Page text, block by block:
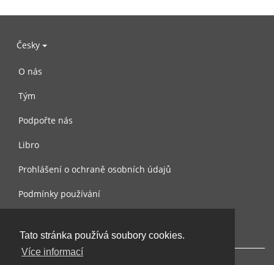
Tato stránka používá soubory cookies.
Více informací
Česky
O nás
Tým
Podpořte nás
Libro
Prohlášení o ochraně osobních údajů
Podmínky používání